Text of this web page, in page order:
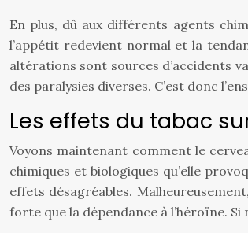
En plus, dû aux différents agents
l’appétit redevient normal et la
altérations sont sources d’accidents
des paralysies diverses. C’est donc
Les effets du tabac
Voyons maintenant comment le
chimiques et biologiques qu’elle
effets désagréables.
forte que la dépendance à l’héroïne.